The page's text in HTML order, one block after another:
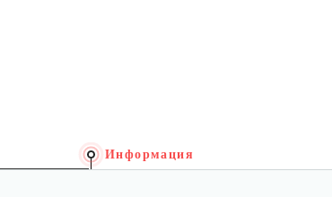
Информация